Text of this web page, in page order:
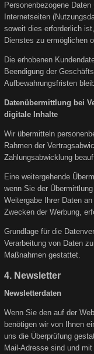
Personenbezogene
Internetseiten
soweit dies erforderlich
Dienstes zu ermöglichen
Die erhobenen
Beendigung der
Aufbewahrungsfristen
Datenübermittlung bei
digitale Inhalte
Wir übermitteln
Rahmen der
Zahlungsabwicklung
Eine weitergehende
wenn Sie der
Weitergabe Ihrer Daten
Zwecken der Werbung,
Grundlage für die
Verarbeitung von Daten
Maßnahmen gestattet.
4. Newsletter
Newsletterdaten
Wenn Sie den auf der
benötigen wir von Ihnen
uns die Überprüfung
Mail-Adresse sind und